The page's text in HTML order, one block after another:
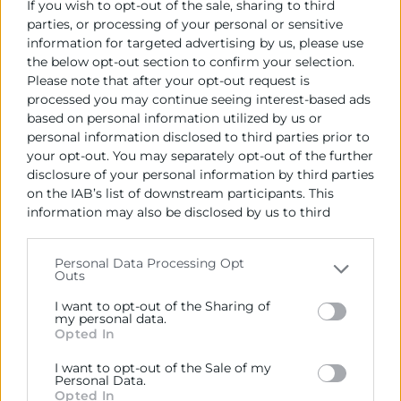
If you wish to opt-out of the sale, sharing to third
parties, or processing of your personal or sensitive
information for targeted advertising by us, please use
the below opt-out section to confirm your selection.
Please note that after your opt-out request is
processed you may continue seeing interest-based ads
based on personal information utilized by us or
personal information disclosed to third parties prior to
your opt-out. You may separately opt-out of the further
disclosure of your personal information by third parties
on the IAB’s list of downstream participants. This
information may also be disclosed by us to third
Please note that this website/app uses one or more
Google services and may gather and store information
including but not limited to your visit or usage
behaviour. You may click to grant or deny consent to
below specified purposes in below Google consent
section.
Personal Data Processing Opt
Outs
I want to opt-out of the Sharing of
my personal data.
Opted In
I want to opt-out of the Sale of my
Personal Data.
Opted In
productes químics i farmacèutics, servicis digitals i
logístics.
Així mateix, ha posat el focus en el paper creixent
d’Espanya com a inversor estratègic als EUA, situant-
se entre els deu primers països per inversió
estrangera. L’estoc d’inversió espanyola oscil·la entre
els 82.000 i 100.000 milions d’euros, generant més de
143.500 ocupacions, dels quals més de 85.000 són
directes. Estes inversions estan concentrades
principalment en energies renovables,
infraestructures elèctriques, automoció i servicis
financers, sectors clau per al futur econòmic dels EUA
limiten al capital, sinó que també aporten
“tecnologia, experiència, innovació i compromís a
vegada més alineats en sectors estratègics com a